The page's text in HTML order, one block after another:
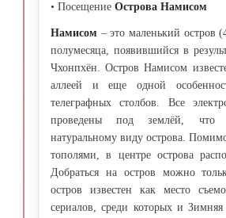
• Посещение Острова Намисом
Намисом – это маленький остров
полумесяца, появившийся в
Чхонпхён. Остров Намисом
аллеей и еще одной
телеграфных столбов. Все
проведены под землёй, что
натуральному виду острова.
тополями, в центре острова
Добраться на остров можно
остров известен как место
сериалов, среди которых и